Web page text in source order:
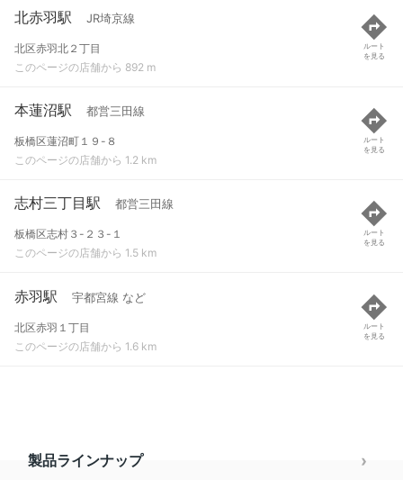
北赤羽駅 JR埼京線
北区赤羽北２丁目
このページの店舗から 892 m
ルート
を見る
本蓮沼駅 都営三田線
板橋区蓮沼町１９-８
このページの店舗から 1.2 km
ルート
を見る
志村三丁目駅 都営三田線
板橋区志村３-２３-１
このページの店舗から 1.5 km
ルート
を見る
赤羽駅 宇都宮線 など
北区赤羽１丁目
このページの店舗から 1.6 km
ルート
を見る
製品ラインナップ